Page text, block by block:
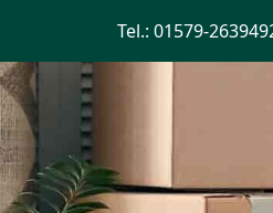
Tel.: 01579-